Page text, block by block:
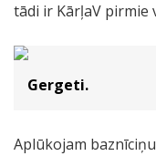
tādi ir KārļaV pirmie
Gergeti.
Aplūkojam